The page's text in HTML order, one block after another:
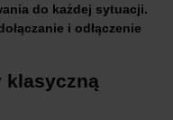
do każdej sytuacji.
i odłączenie
klasyczną